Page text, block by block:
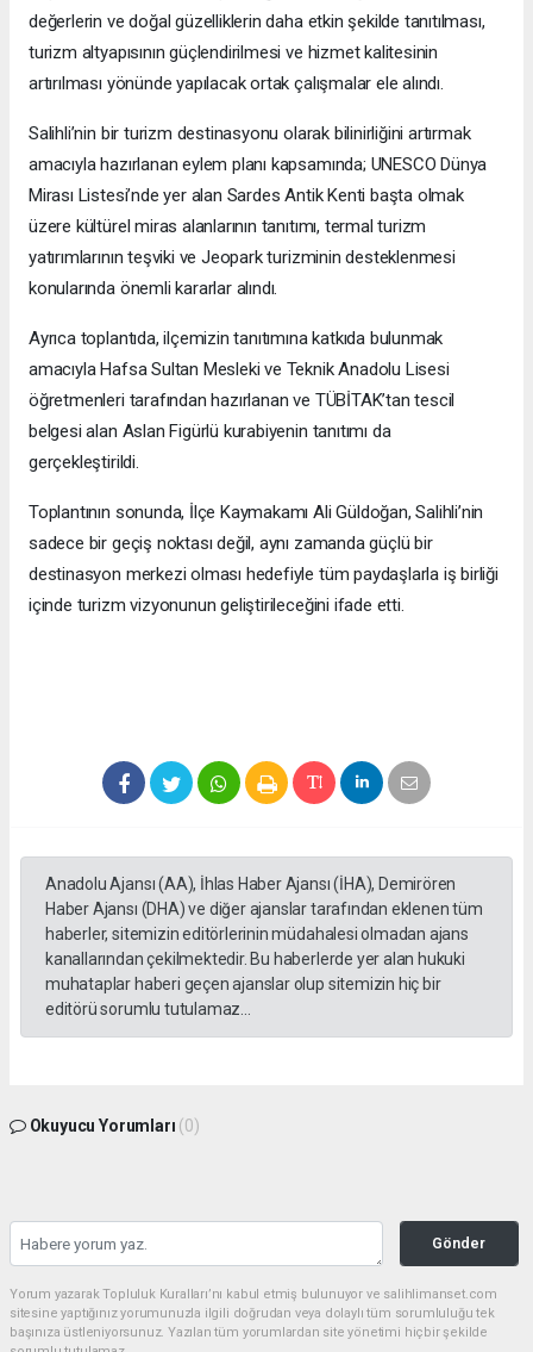
değerlerin ve doğal güzelliklerin daha etkin şekilde tanıtılması,
turizm altyapısının güçlendirilmesi ve hizmet kalitesinin
artırılması yönünde yapılacak ortak çalışmalar ele alındı.
Salihli’nin bir turizm destinasyonu olarak bilinirliğini artırmak
amacıyla hazırlanan eylem planı kapsamında; UNESCO Dünya
Mirası Listesi’nde yer alan Sardes Antik Kenti başta olmak
üzere kültürel miras alanlarının tanıtımı, termal turizm
yatırımlarının teşviki ve Jeopark turizminin desteklenmesi
konularında önemli kararlar alındı.
Ayrıca toplantıda, ilçemizin tanıtımına katkıda bulunmak
amacıyla Hafsa Sultan Mesleki ve Teknik Anadolu Lisesi
öğretmenleri tarafından hazırlanan ve TÜBİTAK’tan tescil
belgesi alan Aslan Figürlü kurabiyenin tanıtımı da
gerçekleştirildi.
Toplantının sonunda, İlçe Kaymakamı Ali Güldoğan, Salihli’nin
sadece bir geçiş noktası değil, aynı zamanda güçlü bir
destinasyon merkezi olması hedefiyle tüm paydaşlarla iş birliği
içinde turizm vizyonunun geliştirileceğini ifade etti.
Anadolu Ajansı (AA), İhlas Haber Ajansı (İHA), Demirören
Haber Ajansı (DHA) ve diğer ajanslar tarafından eklenen tüm
haberler, sitemizin editörlerinin müdahalesi olmadan ajans
kanallarından çekilmektedir. Bu haberlerde yer alan hukuki
muhataplar haberi geçen ajanslar olup sitemizin hiç bir
editörü sorumlu tutulamaz...
Okuyucu Yorumları (0)
Gönder
Yorum yazarak Topluluk Kuralları’nı kabul etmiş bulunuyor ve salihlimanset.com
sitesine yaptığınız yorumunuzla ilgili doğrudan veya dolaylı tüm sorumluluğu tek
başınıza üstleniyorsunuz. Yazılan tüm yorumlardan site yönetimi hiçbir şekilde